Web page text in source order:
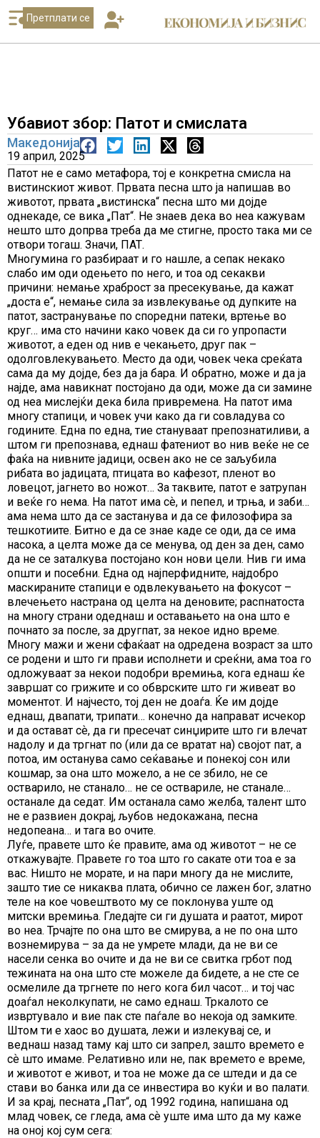
Претплати се
Убавиот збор: Патот и смислата
Македонија
19 април, 2025
Патот не е само метафора, тој е конкретна смисла на
вистинскиот живот. Првата песна што ја напишав во
животот, првата „вистинска“ песна што ми дојде
однекаде, се вика „Пат“. Не знаев дека во неа кажувам
нешто што допрва треба да ме стигне, просто така ми се
отвори тогаш. Значи, ПАТ.
Многумина го разбираат и го нашле, а сепак некако
слабо им оди одењето по него, и тоа од секакви
причини: немање храброст за пресекување, да кажат
„доста е“, немање сила за извлекување од дупките на
патот, застранување по споредни патеки, вртење во
круг… има сто начини како човек да си го упропасти
животот, а еден од нив е чекањето, друг пак –
одолговлекувањето. Место да оди, човек чека среќата
сама да му дојде, без да ја бара. И обратно, може и да ја
најде, ама навикнат постојано да оди, може да си замине
од неа мислејќи дека била привремена. На патот има
многу стапици, и човек учи како да ги совладува со
годините. Една по една, тие стануваат препознатиливи, а
штом ги препознава, еднаш фатениот во нив веќе не се
фаќа на нивните јадици, освен ако не се заљубила
рибата во јадицата, птицата во кафезот, пленот во
ловецот, јагнето во ножот… За таквите, патот е затрупан
и веќе го нема. На патот има сѐ, и пепел, и трња, и заби…
ама нема што да се застанува и да се филозофира за
тешкотиите. Битно е да се знае каде се оди, да се има
насока, а целта може да се менува, од ден за ден, само
да не се заталкува постојано кон нови цели. Нив ги има
општи и посебни. Една од најперфидните, најдобро
маскираните стапици е одвлекувањето на фокусот –
влечењето настрана од целта на деновите; распнатоста
на многу страни одеднаш и оставањето на она што е
почнато за после, за другпат, за некое идно време.
Многу мажи и жени сфаќаат на одредена возраст за што
се родени и што ги прави исполнети и среќни, ама тоа го
одложуваат за некои подобри времиња, кога еднаш ќе
завршат со грижите и со обврските што ги живеат во
моментот. И најчесто, тој ден не доаѓа. Ќе им дојде
еднаш, двапати, трипати… конечно да направат исчекор
и да остават сѐ, да ги пресечат синџирите што ги влечат
надолу и да тргнат по (или да се вратат на) својот пат, а
потоа, им останува само сеќавање и понекој сон или
кошмар, за она што можело, а не се збило, не се
остварило, не станало… не се оствариле, не станале…
останале да седат. Им останала само желба, талент што
не е развиен докрај, љубов недокажана, песна
недопеана… и тага во очите.
Луѓе, правете што ќе правите, ама од животот – не се
откажувајте. Правете го тоа што го сакате оти тоа е за
вас. Ништо не морате, и на пари многу да не мислите,
зашто тие се никаква плата, обично се лажен бог, златно
теле на кое човештвото му се поклонува уште од
митски времиња. Гледајте си ги душата и раатот, мирот
во неа. Трчајте по она што ве смирува, а не по она што
вознемирува – за да не умрете млади, да не ви се
насели сенка во очите и да не ви се свитка грбот под
тежината на она што сте можеле да бидете, а не сте се
осмелиле да тргнете по него кога бил часот… и тој час
доаѓал неколкупати, не само еднаш. Тркалото се
извртувало и вие пак сте паѓале во некоја од замките.
Штом ти е хаос во душата, лежи и излекувај се, и
веднаш назад таму кај што си запрел, зашто времето е
сѐ што имаме. Релативно или не, пак времето е време,
и животот е живот, и тоа не може да се штеди и да се
стави во банка или да се инвестира во куќи и во палати.
И за крај, песната „Пат“, од 1992 година, напишана од
млад човек, се гледа, ама сѐ уште има што да му каже
на оној кој сум сега: